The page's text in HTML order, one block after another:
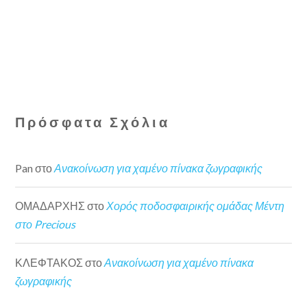
Πρόσφατα Σχόλια
Pan στοΑνακοίνωση για χαμένο πίνακα ζωγραφικής
ΟΜΑΔΑΡΧΗΣ στοΧορός ποδοσφαιρικής ομάδας Μέντη
στο Precious
ΚΛΕΦΤΑΚΟΣ στοΑνακοίνωση για χαμένο πίνακα
ζωγραφικής